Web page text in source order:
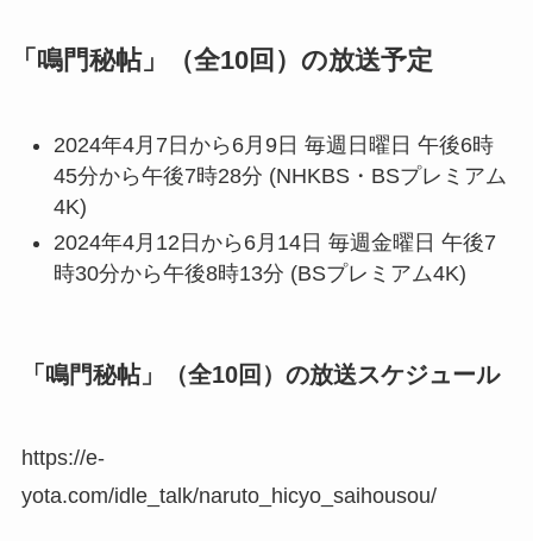
「鳴門秘帖」（全10回）の放送予定
2024年4月7日から6月9日 毎週日曜日 午後6時
45分から午後7時28分 (NHKBS・BSプレミアム
4K)
2024年4月12日から6月14日 毎週金曜日 午後7
時30分から午後8時13分 (BSプレミアム4K)
「鳴門秘帖」（全10回）の放送スケジュール
https://e-
yota.com/idle_talk/naruto_hicyo_saihousou/